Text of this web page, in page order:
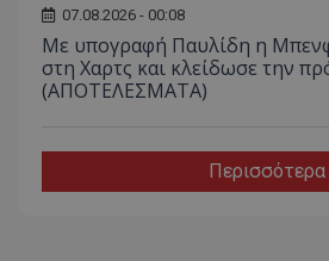
07.08.2026 - 00:08
Με υπογραφή Παυλίδη η
στη Χαρτς και κλείδωσε την
(ΑΠΟΤΕΛΕΣΜΑΤΑ)
Περισσότερα